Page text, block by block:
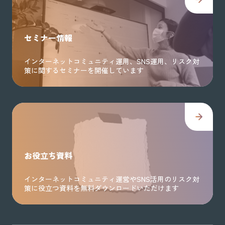
セミナー情報
インターネットコミュニティ運用、SNS運用、リスク対
策に関するセミナーを開催しています
お役立ち資料
インターネットコミュニティ運営やSNS活用のリスク対
策に役立つ資料を無料ダウンロードいただけます